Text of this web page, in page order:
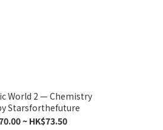
World 2 — Chemistry
Starsforthefuture
~ HK$73.50